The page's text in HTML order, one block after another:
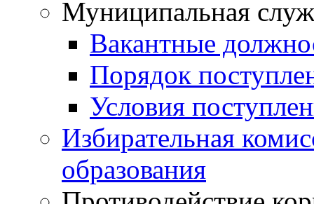
Муниципальная
Вакантные
Порядок
Условия
Избирательная
образования